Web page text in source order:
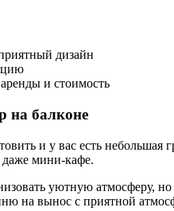
дизайн
и стоимость
на балконе
и у вас есть небольшая
даже мини-кафе.
уютную атмосферу,
на вынос с приятной